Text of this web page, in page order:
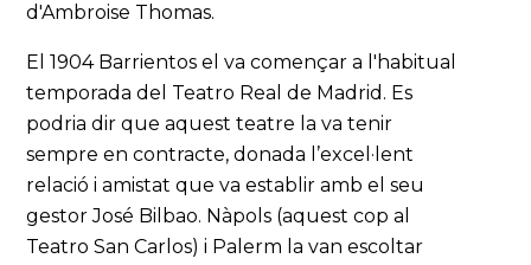
d'Ambroise Thomas.
El 1904 Barrientos el va començar a l'habitual
temporada del Teatro Real de Madrid. Es
podria dir que aquest teatre la va tenir
sempre en contracte, donada l’excel·lent
relació i amistat que va establir amb el seu
gestor José Bilbao. Nàpols (aquest cop al
Teatro San Carlos) i Palerm la van escoltar